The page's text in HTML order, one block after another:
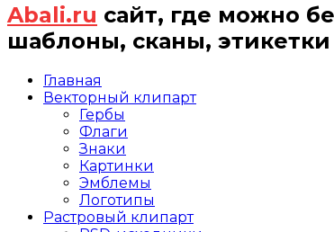
Abali.ru сайт, где можно
шаблоны, сканы,
Главная
Векторный клипарт
Гербы
Флаги
Знаки
Картинки
Эмблемы
Логотипы
Растровый клипарт